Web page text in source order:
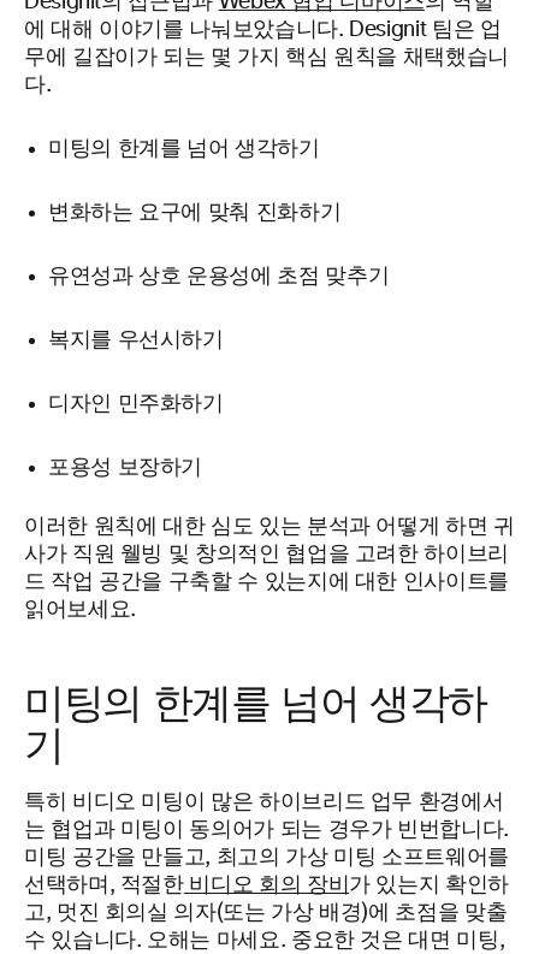
에 대해 이야기를 나눠보았습니다. Designit 팀은 업
무에 길잡이가 되는 몇 가지 핵심 원칙을 채택했습니
다.
미팅의 한계를 넘어 생각하기
변화하는 요구에 맞춰 진화하기
유연성과 상호 운용성에 초점 맞추기
복지를 우선시하기
디자인 민주화하기
포용성 보장하기
이러한 원칙에 대한 심도 있는 분석과 어떻게 하면 귀
사가 직원 웰빙 및 창의적인 협업을 고려한 하이브리
드 작업 공간을 구축할 수 있는지에 대한 인사이트를
읽어보세요.
미팅의 한계를 넘어 생각하
기
특히 비디오 미팅이 많은 하이브리드 업무 환경에서
는 협업과 미팅이 동의어가 되는 경우가 빈번합니다.
미팅 공간을 만들고, 최고의 가상 미팅 소프트웨어를
선택하며, 적절한비디오 회의 장비 가 있는지 확인하
고, 멋진 회의실 의자(또는 가상 배경)에 초점을 맞출
수 있습니다. 오해는 마세요. 중요한 것은 대면 미팅,